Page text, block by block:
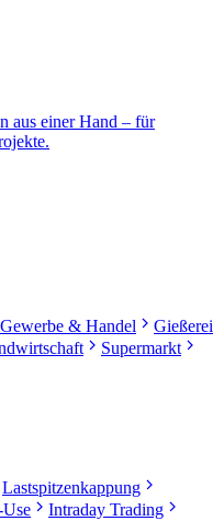
aus einer Hand – für
Gewerbe & Handel
Gießerei
Supermarkt
Lastspitzenkappung
Intraday Trading